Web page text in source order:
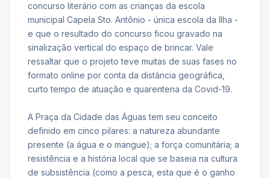
concurso literário com as crianças da escola
municipal Capela Sto. Antônio - única escola da Ilha -
e que o resultado do concurso ficou gravado na
sinalização vertical do espaço de brincar. Vale
ressaltar que o projeto teve muitas de suas fases no
formato online por conta da distância geográfica,
curto tempo de atuação e quarentena da Covid-19.
A Praça da Cidade das Águas tem seu conceito
definido em cinco pilares: a natureza abundante
presente (a água e o mangue); a força comunitária; a
resistência e a história local que se baseia na cultura
de subsistência (como a pesca, esta que é o ganho